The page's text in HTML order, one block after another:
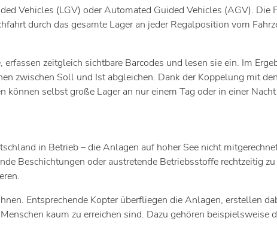
Vehicles (LGV) oder Automated Guided Vehicles (AGV). Die
durch das gesamte Lager an jeder Regalposition vom
zeitgleich sichtbare Barcodes und lesen sie ein. Im
zwischen Soll und Ist abgleichen. Dank der Koppelung mit
selbst große Lager an nur einem Tag oder in einer
in Betrieb – die Anlagen auf hoher See nicht
Beschichtungen oder austretende Betriebsstoffe rechtzeitig
Entsprechende Kopter überfliegen die Anlagen, erstellen
kaum zu erreichen sind. Dazu gehören